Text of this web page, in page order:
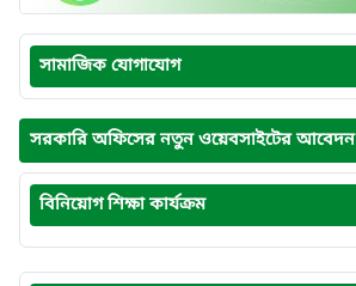
সামাজিক যোগাযোগ
সরকারি অফিসের নতুন ওয়েবসাইটের আবেদন
বিনিয়োগ শিক্ষা কার্যক্রম